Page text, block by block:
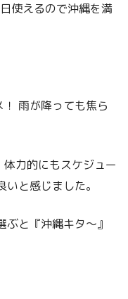
使えるので沖縄を満
雨が降っても焦ら
力的にもスケジュー
と感じました。
と『沖縄キタ～』